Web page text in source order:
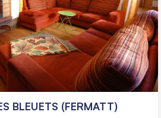
BLEUETS (FERMATT)